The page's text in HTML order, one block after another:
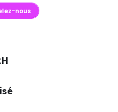
nous